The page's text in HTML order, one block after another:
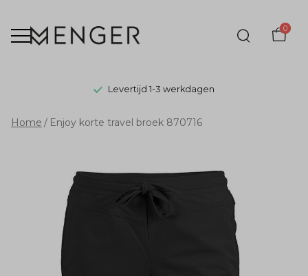
0
Levertijd 1-3 werkdagen
Enjoy
travel
broek
870716
Home Enjoy korte travel broek 870716